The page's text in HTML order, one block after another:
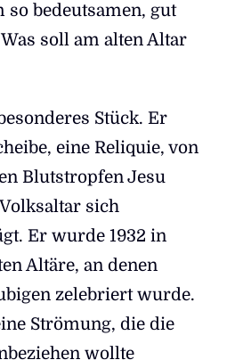
bedeutsamen, gut
soll am alten Altar
Stück. Er
eine Reliquie, von
Blutstropfen Jesu
sich
Er wurde 1932 in
Altäre, an denen
zelebriert wurde.
Strömung, die die
wollte